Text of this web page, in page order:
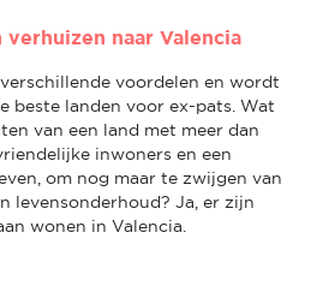
naar Valencia
voordelen en wordt
beste landen voor ex-pats. Wat
van een land met meer dan
inwoners en een
om nog maar te zwijgen van
levensonderhoud? Ja, er zijn
wonen in Valencia.